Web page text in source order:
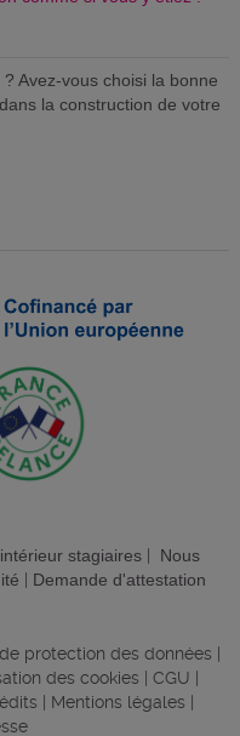
Avez-vous choisi la bonne
la construction de votre
stagiaires| Nous
Demande d'attestation
protection des données
des cookies CGU
Mentions légales